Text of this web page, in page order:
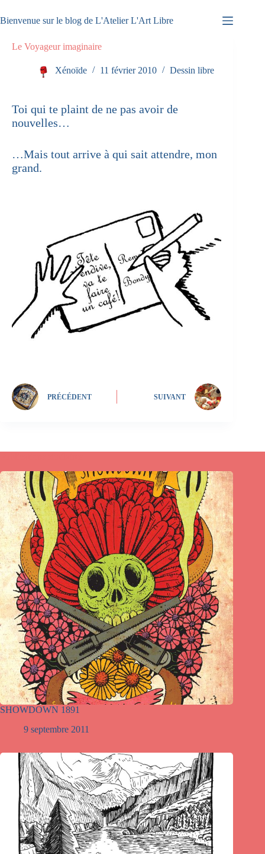
au
contenu
Bienvenue sur le blog de L'Atelier L'Art Libre
Le Voyageur imaginaire
Xénoïde 11 février 2010 Dessin libre
Toi qui te plaint de ne pas avoir de
nouvelles…
…Mais tout arrive à qui sait attendre, mon
grand.
PRÉCÉDENT SUIVANT
SHOWDOWN 1891
9 septembre 2011